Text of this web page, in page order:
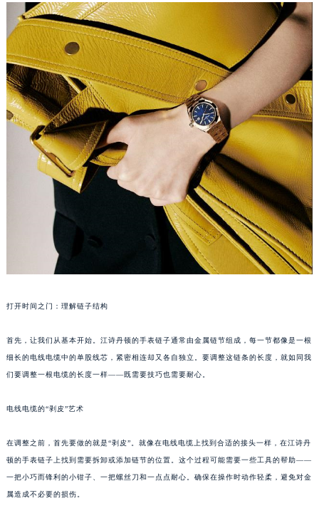
打开时间之门：理解链子结构
首先，让我们从基本开始。江诗丹顿的手表链子通常由金属链节组成，每一节都像是一根
细长的电线电缆中的单股线芯，紧密相连却又各自独立。要调整这链条的长度，就如同我
们要调整一根电缆的长度一样——既需要技巧也需要耐心。
电线电缆的“剥皮”艺术
在调整之前，首先要做的就是“剥皮”。就像在电线电缆上找到合适的接头一样，在江诗丹
顿的手表链子上找到需要拆卸或添加链节的位置。这个过程可能需要一些工具的帮助——
一把小巧而锋利的小钳子、一把螺丝刀和一点点耐心。确保在操作时动作轻柔，避免对金
属造成不必要的损伤。